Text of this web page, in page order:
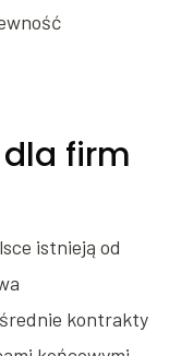
firm
istnieją od
kontrakty